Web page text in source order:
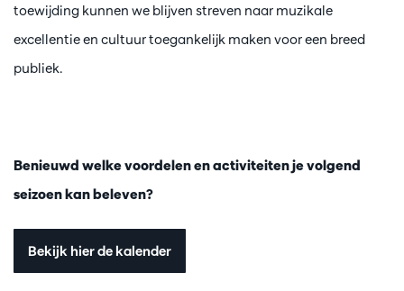
toewijding kunnen we blijven streven naar muzikale
excellentie en cultuur toegankelijk maken voor een breed
publiek.
Benieuwd welke voordelen en activiteiten je volgend
seizoen kan beleven?
Bekijk hier de kalender